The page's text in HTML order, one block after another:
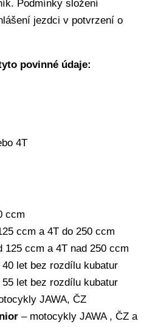
Podmínky složení
jezdci v potvrzení o
povinné údaje:
4T
ccm
ccm a 4T do 250 ccm
125 ccm a 4T nad 250 ccm
let bez rozdílu kubatur
let bez rozdílu kubatur
JAWA, ČZ
– motocykly JAWA , ČZ a